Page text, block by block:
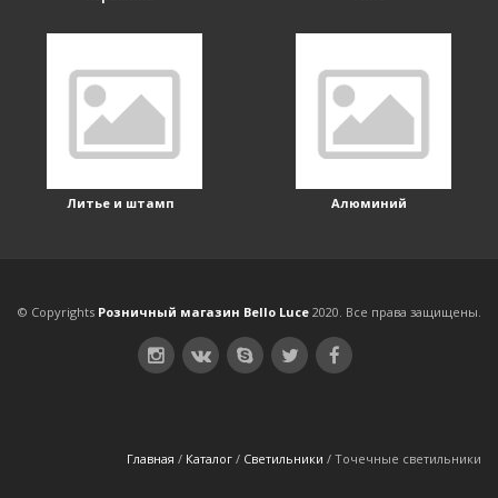
Литье и штамп Алюминий
© Copyrights Розничный магазин Bello Luce2020. Все права защищены.
Главная / Каталог / Светильники / Точечные светильники